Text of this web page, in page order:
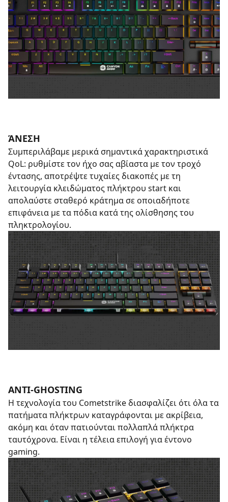
ΆΝΕΣΗ
Συμπεριλάβαμε μερικά σημαντικά χαρακτηριστικά
QoL: ρυθμίστε τον ήχο σας αβίαστα με τον τροχό
έντασης, αποτρέψτε τυχαίες διακοπές με τη
λειτουργία κλειδώματος πλήκτρου start και
απολαύστε σταθερό κράτημα σε οποιαδήποτε
επιφάνεια με τα πόδια κατά της ολίσθησης του
πληκτρολογίου.
ANTI-GHOSTING
Η τεχνολογία του Cometstrike διασφαλίζει ότι όλα τα
πατήματα πλήκτρων καταγράφονται με ακρίβεια,
ακόμη και όταν πατιούνται πολλαπλά πλήκτρα
ταυτόχρονα. Είναι η τέλεια επιλογή για έντονο
gaming.